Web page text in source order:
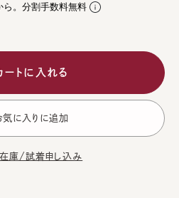
ら。分割手数料無料
ートに入れる
気に入りに追加
庫/試着申し込み